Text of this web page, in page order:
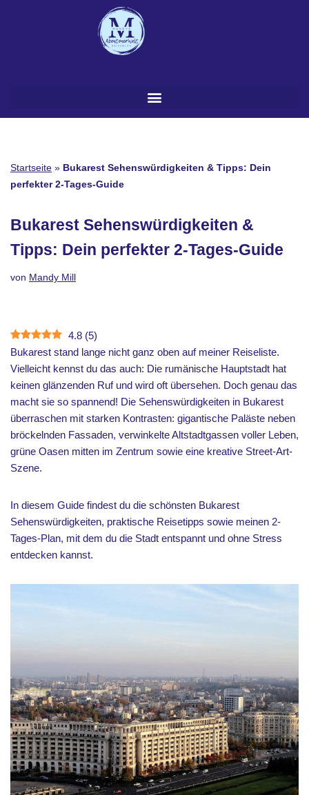
Startseite » Bukarest Sehenswürdigkeiten & Tipps: Dein
perfekter 2-Tages-Guide
Bukarest Sehenswürdigkeiten &
Tipps: Dein perfekter 2-Tages-Guide
von Mandy Mill
4.8 (5)
Bukarest stand lange nicht ganz oben auf meiner Reiseliste.
Vielleicht kennst du das auch: Die rumänische Hauptstadt hat
keinen glänzenden Ruf und wird oft übersehen. Doch genau das
macht sie so spannend! Die Sehenswürdigkeiten in Bukarest
überraschen mit starken Kontrasten: gigantische Paläste neben
bröckelnden Fassaden, verwinkelte Altstadtgassen voller Leben,
grüne Oasen mitten im Zentrum sowie eine kreative Street-Art-
Szene.
In diesem Guide findest du die schönsten Bukarest
Sehenswürdigkeiten, praktische Reisetipps sowie meinen 2-
Tages-Plan, mit dem du die Stadt entspannt und ohne Stress
entdecken kannst.